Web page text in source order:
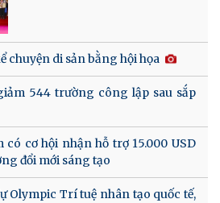
chuyện di sản bằng hội họa
544 trường công lập sau sắp
có cơ hội nhận hỗ trợ 15.000 USD
đổi mới sáng tạo
Olympic Trí tuệ nhân tạo quốc tế,